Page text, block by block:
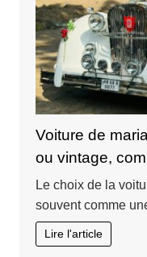
Voiture de
ou vintage,
Le choix de la
souvent comme
Lire l'article